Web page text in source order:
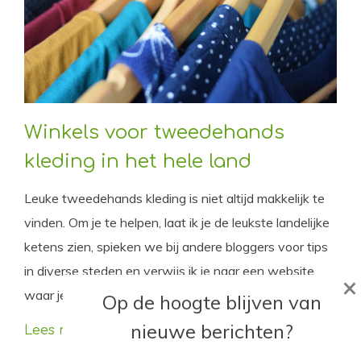
Winkels voor tweedehands
kleding in het hele land
Leuke tweedehands kleding is niet altijd makkelijk te
vinden. Om je te helpen, laat ik je de leukste landelijke
ketens zien, spieken we bij andere bloggers voor tips
in diverse steden en verwijs ik je naar een website
waar je naar winkels in de buurt kunt zoeken.
Lees meer
Op de hoogte blijven van
nieuwe berichten?
×